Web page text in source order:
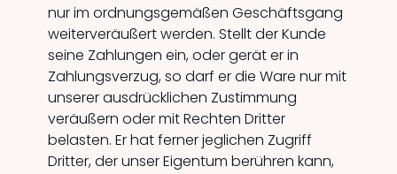
nur im ordnungsgemäßen Geschäftsgang
weiterveräußert werden. Stellt der Kunde
seine Zahlungen ein, oder gerät er in
Zahlungsverzug, so darf er die Ware nur mit
unserer ausdrücklichen Zustimmung
veräußern oder mit Rechten Dritter
belasten. Er hat ferner jeglichen Zugriff
Dritter, der unser Eigentum berühren kann,